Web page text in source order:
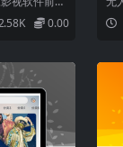
搭建的可以
功能亮点提
JS线路...
0.00
端
端
智